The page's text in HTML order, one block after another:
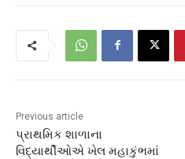
Previous article
પ્રાથમિક શાળાના
વિદ્યાર્થીઓએ ખેલ મહાકુંભમાં